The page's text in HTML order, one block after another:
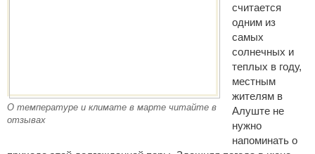
О температуре и климате в марте читайте в
отзывах
считается
одним из
самых
солнечных и
теплых в году,
местным
жителям в
Алуште не
нужно
напоминать о